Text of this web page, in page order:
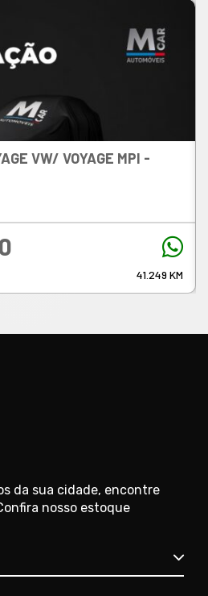
VW/ VOYAGE MPI -
41.249 KM
da sua cidade, encontre
nosso estoque